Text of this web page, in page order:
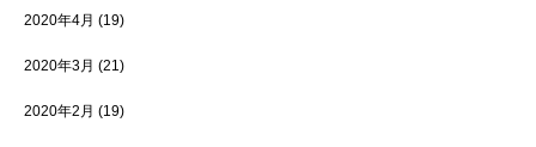
2020年4月 (19)
2020年3月 (21)
2020年2月 (19)